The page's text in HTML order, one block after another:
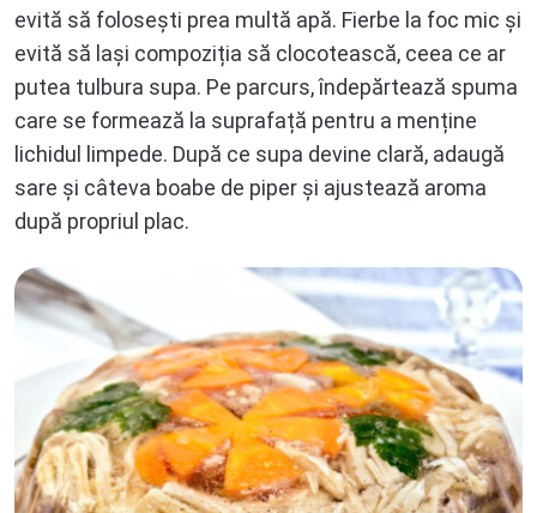
evită să folosești prea multă apă. Fierbe la foc mic și
evită să lași compoziția să clocotească, ceea ce ar
putea tulbura supa. Pe parcurs, îndepărtează spuma
care se formează la suprafață pentru a menține
lichidul limpede. După ce supa devine clară, adaugă
sare și câteva boabe de piper și ajustează aroma
după propriul plac.